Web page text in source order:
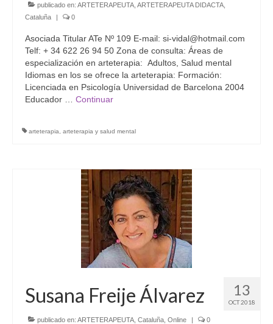
publicado en: ARTETERAPEUTA ARTETERAPEUTA DIDACTA
Cataluña
| 0
Asociada Titular ATe Nº 109 E-mail: si-vidal@hotmail.com
Telf: + 34 622 26 94 50 Zona de consulta: Áreas de
especialización en arteterapia: Adultos, Salud mental
Idiomas en los se ofrece la arteterapia: Formación:
Licenciada en Psicología Universidad de Barcelona 2004
Educador … Continuar
arteterapia arteterapia y salud mental
13
OCT 2018
Susana Freije Álvarez
publicado en: ARTETERAPEUTA Cataluña Online | 0